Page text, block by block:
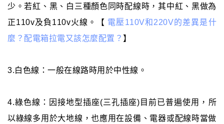
少。若紅、黑、白三種顏色同時配線時，其中紅、黑做為
正110v及負110v火線。【 電壓110V和220V的差異是什
麼？配電箱拉電又該怎麼配置？ 】
3.白色線：一般在線路時用於中性線。
4.綠色線：因接地型插座(三孔插座)目前已普遍使用，所
以綠線多用於大地線，也應用在設備、電器或配線時當做